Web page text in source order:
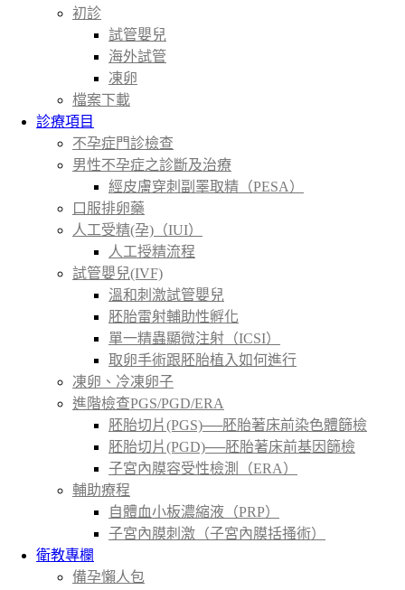
初診
試管嬰兒
海外試管
凍卵
檔案下載
診療項目
不孕症門診檢查
男性不孕症之診斷及治療
經皮膚穿刺副睪取精（PESA）
口服排卵藥
人工受精(孕)（IUI）
人工授精流程
試管嬰兒(IVF)
溫和刺激試管嬰兒
胚胎雷射輔助性孵化
單一精蟲顯微注射（ICSI）
取卵手術跟胚胎植入如何進行
凍卵、冷凍卵子
進階檢查PGS/PGD/ERA
胚胎切片(PGS)──胚胎著床前染色體篩檢
胚胎切片(PGD)──胚胎著床前基因篩檢
子宮內膜容受性檢測（ERA）
輔助療程
自體血小板濃縮液（PRP）
子宮內膜刺激（子宮內膜括搔術）
衛教專欄
備孕懶人包